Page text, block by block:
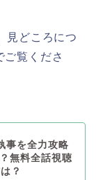
見どころにつ
ご覧くださ
事を全力攻略
無料全話視聴
？